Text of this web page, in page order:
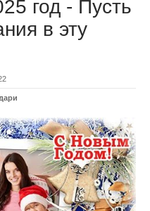
год - Пусть
в эту